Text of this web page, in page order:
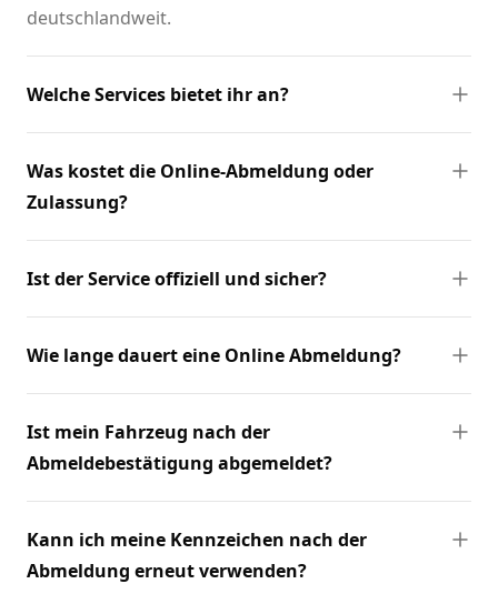
deutschlandweit.
Welche Services bietet ihr an?
Was kostet die Online-Abmeldung oder
Zulassung?
Ist der Service offiziell und sicher?
Wie lange dauert eine Online Abmeldung?
Ist mein Fahrzeug nach der
Abmeldebestätigung abgemeldet?
Kann ich meine Kennzeichen nach der
Abmeldung erneut verwenden?